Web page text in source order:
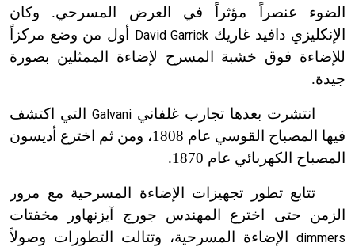
الضوء عنصراً مؤثراً في العرض المسرحي. وكان
الإنكليزي دافيد غاريك David Garrick
أول من وضع مركزاً
للإضاءة فوق خشبة المسرح لإضاءة الممثلين بصورة
جيدة.
انتشرت بعدها تجارب غلفاني Galvaniالتي اكتشف
فيها المصباح القوسي عام 1808، ومن ثم اخترع أديسون
المصباح الكهربائي عام 1870.
تتابع تطور تجهيزات الإضاءة المسرحية مع مرور
الزمن حتى اخترع المهندس جورج آيزنهاور مخفتات
dimmers الإضاءة المسرحية، وتتالت التطورات وصولاً